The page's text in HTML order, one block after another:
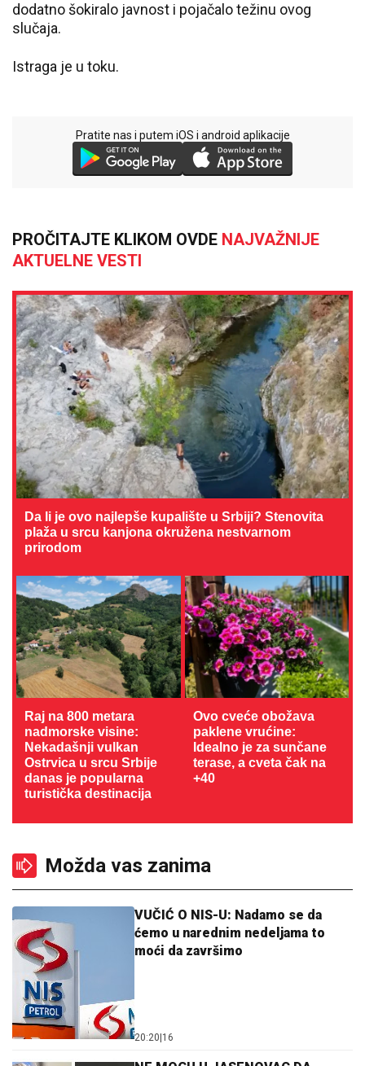
dodatno šokiralo javnost i pojačalo težinu ovog
slučaja.
Istraga je u toku.
Pratite nas i putem iOS i android aplikacije
PROČITAJTE KLIKOM OVDE NAJVAŽNIJE
AKTUELNE VESTI
Da li je ovo najlepše kupalište u Srbiji? Stenovita
plaža u srcu kanjona okružena nestvarnom
prirodom
Raj na 800 metara
nadmorske visine:
Nekadašnji vulkan
Ostrvica u srcu Srbije
danas je popularna
turistička destinacija
Ovo cveće obožava
paklene vrućine:
Idealno je za sunčane
terase, a cveta čak na
+40
Možda vas zanima
VUČIĆ O NIS-U: Nadamo se da
ćemo u narednim nedeljama to
moći da završimo
20:20 16